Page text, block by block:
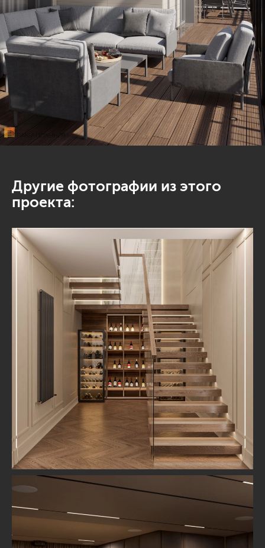
Другие фотографии из этого
проекта: